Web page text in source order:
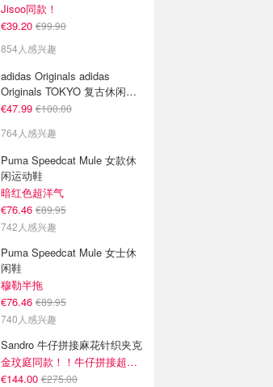
Jisoo同款！
€39.20 €99.90
854人感兴趣
adidas Originals adidas
Originals TOKYO 复古休闲鞋
深棕色
€47.99 €100.00
764人感兴趣
Puma Speedcat Mule 女款休
闲运动鞋
暗红色超洋气
€76.46 €89.95
742人感兴趣
Puma Speedcat Mule 女士休
闲鞋
穆勒半拖
€76.46 €89.95
740人感兴趣
Sandro 牛仔拼接麻花针织夹克
金玟庭同款！！牛仔拼接超有层次感
€144.00 €275.00